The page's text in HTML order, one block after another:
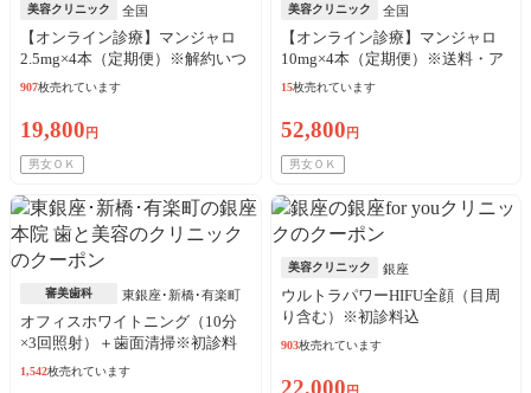
美容クリニック 全国
【オンライン診療】マンジャロ
2.5mg×4本（定期便）※解約いつ
でも可能！
907枚売れています
19,800 円
男女ＯＫ
美容クリニック 全国
【オンライン診療】マンジャロ
10mg×4本（定期便）※送料・ア
ルコール綿・診察料込
15枚売れています
52,800 円
男女ＯＫ
審美歯科 東銀座･新橋･有楽町
オフィスホワイトニング（10分
×3回照射）＋歯面清掃※初診料
込
1,542枚売れています
美容クリニック 銀座
ウルトラパワーHIFU全顔（目周
り含む）※初診料込
903枚売れています
22,000